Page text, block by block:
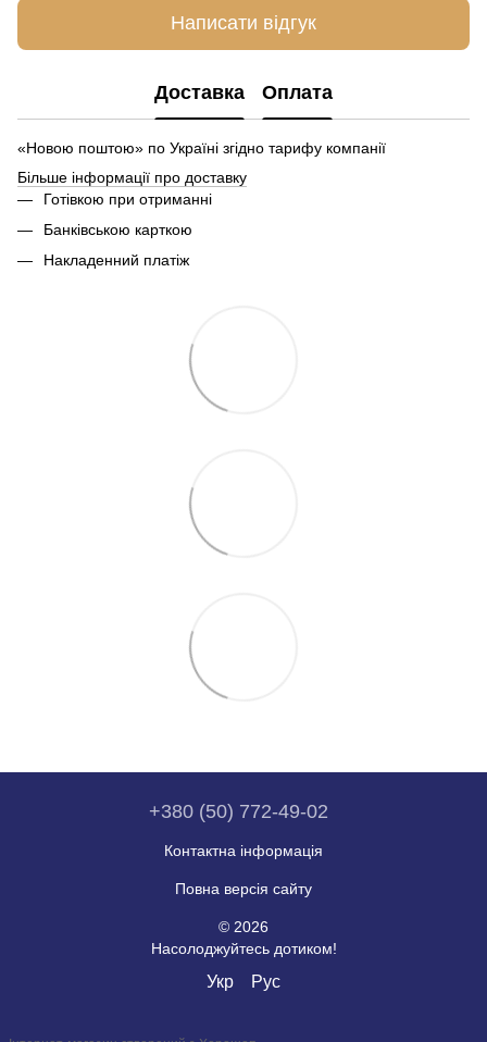
Написати відгук
Доставка Оплата
«Новою поштою» по Україні згідно тарифу компанії
Більше інформації про доставку
Готівкою при отриманні
Банківською карткою
Накладенний платіж
+380 (50) 772-49-02
Контактна інформація
Повна версія сайту
© 2026
Насолоджуйтесь дотиком!
Укр Рус